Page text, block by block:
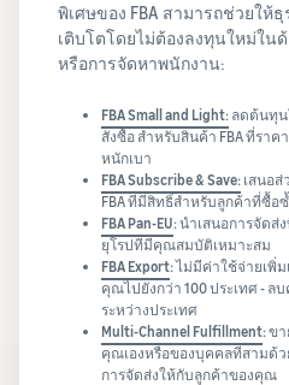
พิเศษของ FBA สามารถช่วยให้
เติบโตโดยไม่ต้องลงทุนใหม่ใน
หรือการจัดหาพนักงาน:
FBA Small and Light: ลดต้นทุน
สั่งซื้อ สำหรับสินค้า FBA ที่รา
หนักเบา
FBA Subscribe & Save: เสนอ
FBA ที่มีสิทธิ์สำหรับลูกค้าที่ซื้อ
FBA Pan-EU:นำเสนอการจัดส่
ยุโรปที่มีคุณสมบัติเหมาะสม
FBA Export:ไม่มีค่าใช้จ่ายเพิ่ม
คุณไปยังกว่า 100 ประเทศ -
ระหว่างประเทศ
Multi-Channel Fulfillment:ขา
คุณเองหรือของบุคคลที่สามด้ว
การจัดส่งให้กับลูกค้าของคุณ